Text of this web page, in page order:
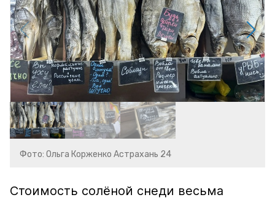
Фото: Ольга Корженко Астрахань 24
Стоимость солёной снеди весьма